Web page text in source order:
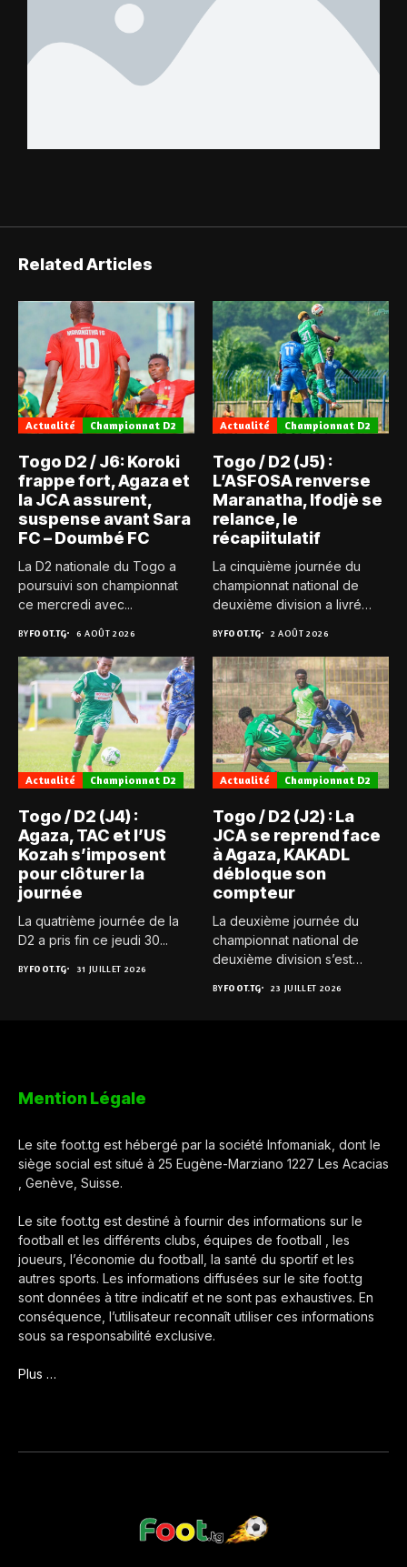
Related Articles
Actualité Championnat D2
Togo D2 / J6: Koroki
frappe fort, Agaza et
la JCA assurent,
suspense avant Sara
FC – Doumbé FC
La D2 nationale du Togo a
poursuivi son championnat
ce mercredi avec...
BYFOOT.TG 6 AOÛT 2026
Actualité Championnat D2
Togo / D2 (J5) :
L’ASFOSA renverse
Maranatha, Ifodjè se
relance, le
récapiitulatif
La cinquième journée du
championnat national de
deuxième division a livré
BYFOOT.TG 2 AOÛT 2026
Actualité Championnat D2
Togo / D2 (J4) :
Agaza, TAC et l’US
Kozah s’imposent
pour clôturer la
journée
La quatrième journée de la
D2 a pris fin ce jeudi 30...
BYFOOT.TG 31 JUILLET 2026
Actualité Championnat D2
Togo / D2 (J2) : La
JCA se reprend face
à Agaza, KAKADL
débloque son
compteur
La deuxième journée du
championnat national de
deuxième division s’est
BYFOOT.TG 23 JUILLET 2026
Mention Légale
Le site foot.tg est hébergé par la société Infomaniak, dont le
siège social est situé à 25 Eugène-Marziano 1227 Les Acacias
, Genève, Suisse.
Le site foot.tg est destiné à fournir des informations sur le
football et les différents clubs, équipes de football , les
joueurs, l’économie du football, la santé du sportif et les
autres sports. Les informations diffusées sur le site foot.tg
sont données à titre indicatif et ne sont pas exhaustives. En
conséquence, l’utilisateur reconnaît utiliser ces informations
sous sa responsabilité exclusive.
Plus …